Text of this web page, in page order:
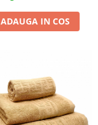
ADAUGA IN COS